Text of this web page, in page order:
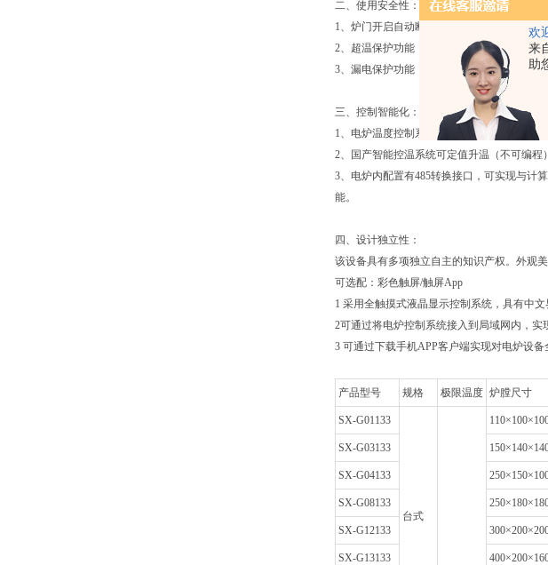
欢
来
助
二、使用安全性：
1、炉门开启自动断电功能，使炉门打开后自
2、超温保护功能，当温度超过允许设定值后
3、漏电保护功能，当炉体漏电时自动断电。
三、控制智能化：
1、电炉温度控制系统采用人工智能调节技术
2、国产智能控温系统可定值升温（不可编程
3、电炉内配置有485转换接口，可实现与计
能。
四、设计独立性：
该设备具有多项独立自主的知识产权。外观
可选配：彩色触屏/触屏App
1 采用全触摸式液晶显示控制系统，具有中
2可通过将电炉控制系统接入到局域网内，实
3 可通过下载手机APP客户端实现对电炉设备
产品型号 规格 极限温度 炉膛尺寸
SX-G01133
台式
SX-G03133
SX-G04133
SX-G08133
SX-G12133
SX-G13133